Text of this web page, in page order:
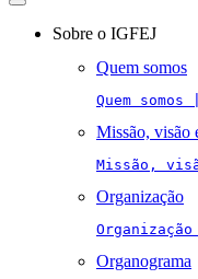
Toggle
navigationSobre o IGFEJ
Quem somos
Quem
Missão, visão
Missão,
Organização
Organograma